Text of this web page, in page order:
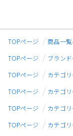
TOPページ 商品一
TOPページ
ブラン
TOPページ
カテゴ
TOPページ
カテゴ
TOPページ
カテゴ
TOPページ
カテゴ